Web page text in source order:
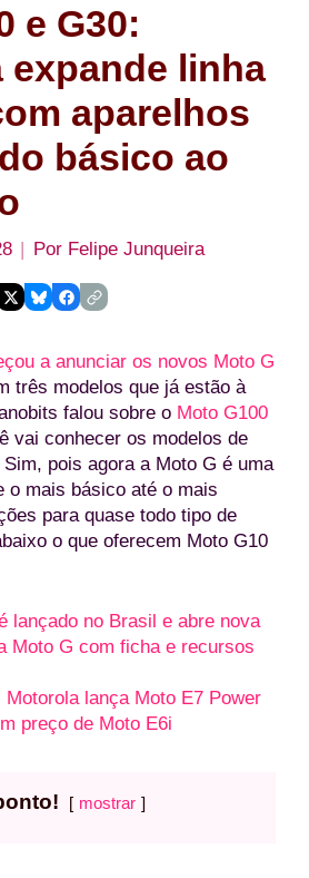
e G30:
expande linha
aparelhos
básico ao
Por Felipe Junqueira
a anunciar os novos Moto G
três modelos que já estão à
falou sobre o Moto G100
vai conhecer os modelos de
pois agora a Moto G é uma
o mais básico até o mais
para quase todo tipo de
o que oferecem Moto G10
lançado no Brasil e abre nova
Moto G com ficha e recursos
Motorola lança Moto E7 Power
preço de Moto E6i
mostrar